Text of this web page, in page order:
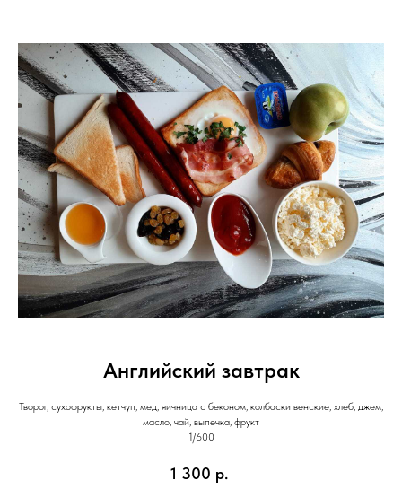
Английский завтрак
Творог, сухофрукты, кетчуп, мед, яичница с беконом, колбаски венские, хлеб, джем,
масло, чай, выпечка, фрукт
1/600
1 300 р.